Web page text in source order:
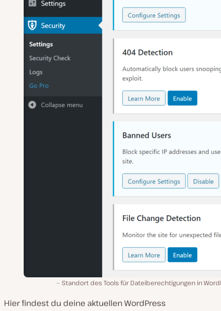
Standort des Tools für Dateiberechtigungen in
Hier findest du deine aktuellen WordPress